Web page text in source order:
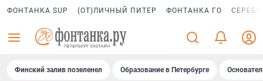
ФОНТАНКА SUP (ОТ)ЛИЧНЫЙ ПИТЕР ФОНТАНКА ГО
Финский залив позеленел Образование в Петербурге